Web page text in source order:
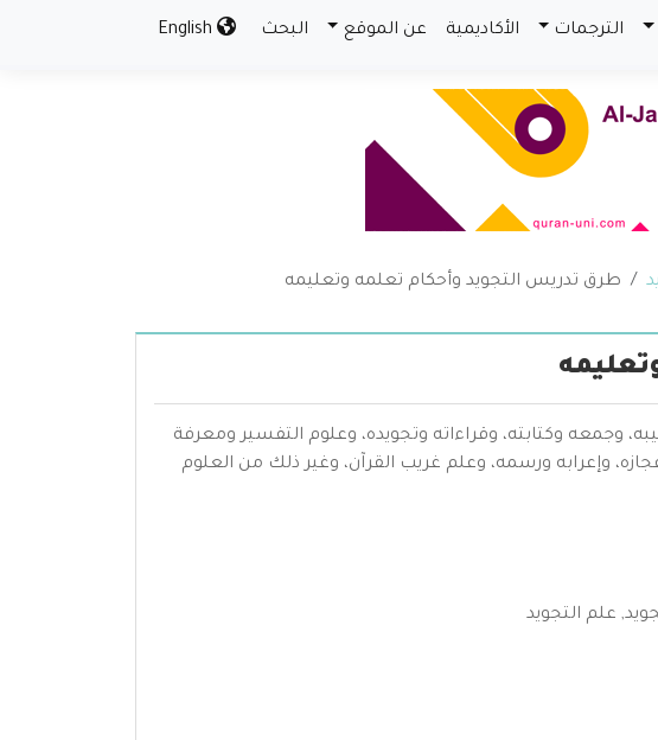
الترجمات الأكاديمية عن الموقع البحث
طرق تدريس التجويد وأحكام تعلمه وتعليمه
وجمعه وكتابته، وقراءاته وتجويده، وعلوم التفسير ومعرفة
وإعرابه ورسمه، وعلم غريب القرآن، وغير ذلك من العلوم
, علم التجويد